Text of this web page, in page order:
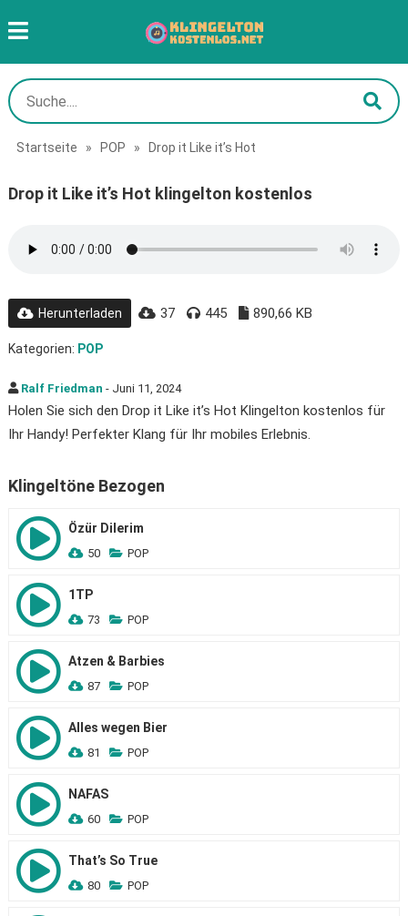
Startseite » POP » Drop it Like it’s Hot
Drop it Like it’s Hot klingelton kostenlos
Herunterladen 37 445 890,66 KB
Kategorien: POP
Ralf Friedman - Juni 11, 2024
Holen Sie sich den Drop it Like it’s Hot Klingelton kostenlos für
Ihr Handy! Perfekter Klang für Ihr mobiles Erlebnis.
Klingeltöne Bezogen
Özür Dilerim
50 POP
1TP
73 POP
Atzen & Barbies
87 POP
Alles wegen Bier
81 POP
NAFAS
60 POP
That’s So True
80 POP